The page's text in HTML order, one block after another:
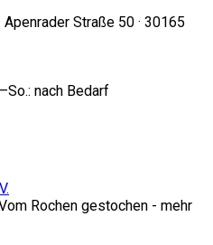
Apenrader Straße 50 · 30165
nach Bedarf
Rochen gestochen - mehr